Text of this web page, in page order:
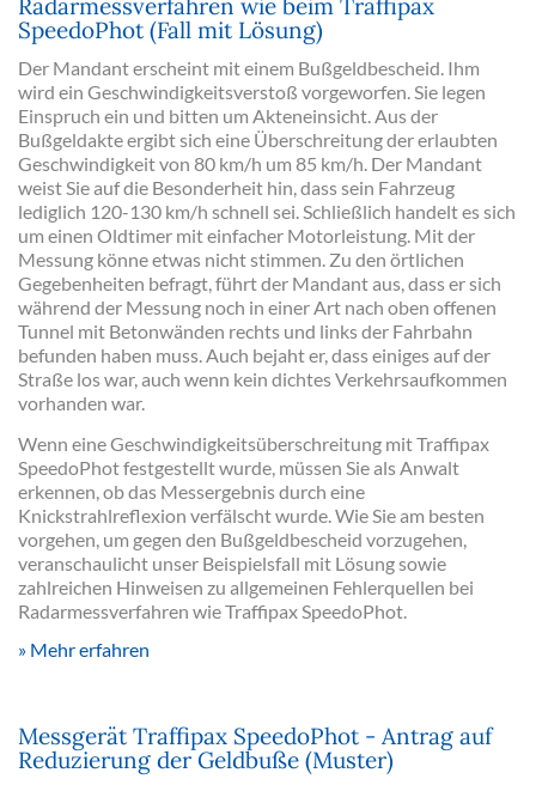
Radarmessverfahren wie beim Traffipax
SpeedoPhot (Fall mit Lösung)
Der Mandant erscheint mit einem Bußgeldbescheid. Ihm
wird ein Geschwindigkeitsverstoß vorgeworfen. Sie legen
Einspruch ein und bitten um Akteneinsicht. Aus der
Bußgeldakte ergibt sich eine Überschreitung der erlaubten
Geschwindigkeit von 80 km/h um 85 km/h. Der Mandant
weist Sie auf die Besonderheit hin, dass sein Fahrzeug
lediglich 120-130 km/h schnell sei. Schließlich handelt es sich
um einen Oldtimer mit einfacher Motorleistung. Mit der
Messung könne etwas nicht stimmen. Zu den örtlichen
Gegebenheiten befragt, führt der Mandant aus, dass er sich
während der Messung noch in einer Art nach oben offenen
Tunnel mit Betonwänden rechts und links der Fahrbahn
befunden haben muss. Auch bejaht er, dass einiges auf der
Straße los war, auch wenn kein dichtes Verkehrsaufkommen
vorhanden war.
Wenn eine Geschwindigkeitsüberschreitung mit Traffipax
SpeedoPhot festgestellt wurde, müssen Sie als Anwalt
erkennen, ob das Messergebnis durch eine
Knickstrahlreflexion verfälscht wurde. Wie Sie am besten
vorgehen, um gegen den Bußgeldbescheid vorzugehen,
veranschaulicht unser Beispielsfall mit Lösung sowie
zahlreichen Hinweisen zu allgemeinen Fehlerquellen bei
Radarmessverfahren wie Traffipax SpeedoPhot.
Mehr erfahren
Messgerät Traffipax SpeedoPhot - Antrag auf
Reduzierung der Geldbuße (Muster)